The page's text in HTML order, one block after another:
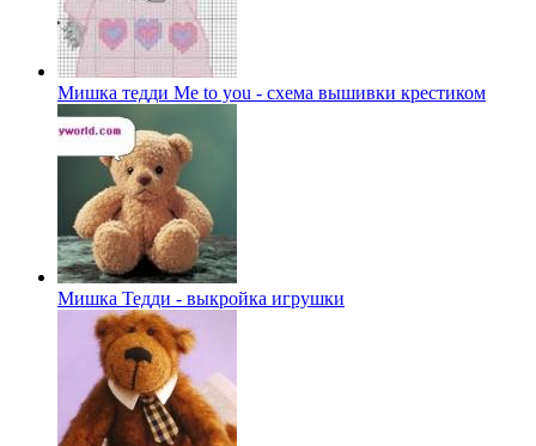
Мишка тедди Me to you - схема вышивки крестиком
Мишка Тедди - выкройка игрушки